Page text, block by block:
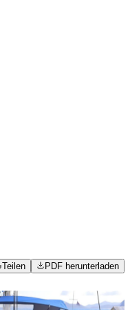
Teilen PDF herunterladen